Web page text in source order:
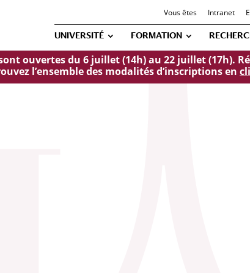
Vous êtes Intranet
UNIVERSITÉ FORMATION
ouvertes du 6 juillet (14h) au 22 juillet (17h).
l’ensemble des modalités d’inscriptions en